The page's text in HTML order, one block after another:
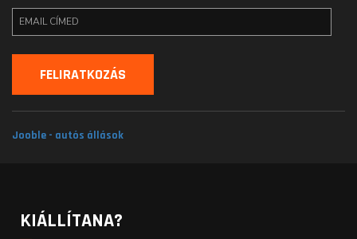
Jooble - autós állások
KIÁLLÍTANA?